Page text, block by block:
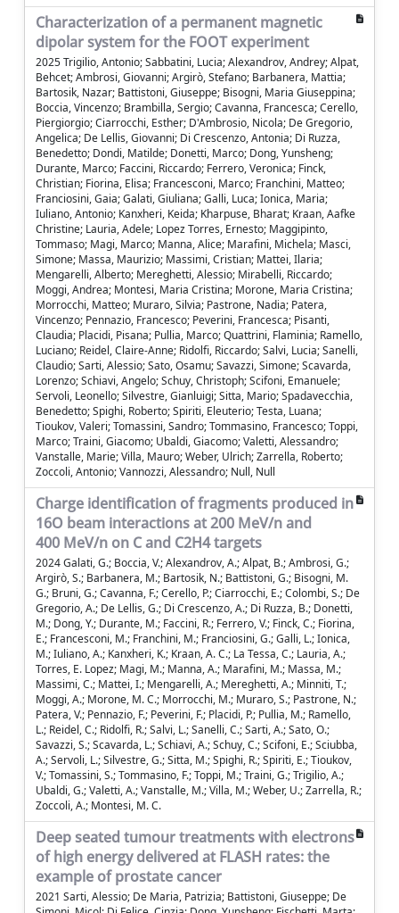
Characterization of a permanent magnetic
dipolar system for the FOOT experiment
2025 Trigilio, Antonio; Sabbatini, Lucia; Alexandrov, Andrey; Alpat,
Behcet; Ambrosi, Giovanni; Argirò, Stefano; Barbanera, Mattia;
Bartosik, Nazar; Battistoni, Giuseppe; Bisogni, Maria Giuseppina;
Boccia, Vincenzo; Brambilla, Sergio; Cavanna, Francesca; Cerello,
Piergiorgio; Ciarrocchi, Esther; D'Ambrosio, Nicola; De Gregorio,
Angelica; De Lellis, Giovanni; Di Crescenzo, Antonia; Di Ruzza,
Benedetto; Dondi, Matilde; Donetti, Marco; Dong, Yunsheng;
Durante, Marco; Faccini, Riccardo; Ferrero, Veronica; Finck,
Christian; Fiorina, Elisa; Francesconi, Marco; Franchini, Matteo;
Franciosini, Gaia; Galati, Giuliana; Galli, Luca; Ionica, Maria;
Iuliano, Antonio; Kanxheri, Keida; Kharpuse, Bharat; Kraan, Aafke
Christine; Lauria, Adele; Lopez Torres, Ernesto; Maggipinto,
Tommaso; Magi, Marco; Manna, Alice; Marafini, Michela; Masci,
Simone; Massa, Maurizio; Massimi, Cristian; Mattei, Ilaria;
Mengarelli, Alberto; Mereghetti, Alessio; Mirabelli, Riccardo;
Moggi, Andrea; Montesi, Maria Cristina; Morone, Maria Cristina;
Morrocchi, Matteo; Muraro, Silvia; Pastrone, Nadia; Patera,
Vincenzo; Pennazio, Francesco; Peverini, Francesca; Pisanti,
Claudia; Placidi, Pisana; Pullia, Marco; Quattrini, Flaminia; Ramello,
Luciano; Reidel, Claire-Anne; Ridolfi, Riccardo; Salvi, Lucia; Sanelli,
Claudio; Sarti, Alessio; Sato, Osamu; Savazzi, Simone; Scavarda,
Lorenzo; Schiavi, Angelo; Schuy, Christoph; Scifoni, Emanuele;
Servoli, Leonello; Silvestre, Gianluigi; Sitta, Mario; Spadavecchia,
Benedetto; Spighi, Roberto; Spiriti, Eleuterio; Testa, Luana;
Tioukov, Valeri; Tomassini, Sandro; Tommasino, Francesco; Toppi,
Marco; Traini, Giacomo; Ubaldi, Giacomo; Valetti, Alessandro;
Vanstalle, Marie; Villa, Mauro; Weber, Ulrich; Zarrella, Roberto;
Zoccoli, Antonio; Vannozzi, Alessandro; Null, Null
Charge identification of fragments produced in
16O beam interactions at 200 MeV/n and
400 MeV/n on C and C2H4 targets
2024 Galati, G.; Boccia, V.; Alexandrov, A.; Alpat, B.; Ambrosi, G.;
Argirò, S.; Barbanera, M.; Bartosik, N.; Battistoni, G.; Bisogni, M.
G.; Bruni, G.; Cavanna, F.; Cerello, P.; Ciarrocchi, E.; Colombi, S.; De
Gregorio, A.; De Lellis, G.; Di Crescenzo, A.; Di Ruzza, B.; Donetti,
M.; Dong, Y.; Durante, M.; Faccini, R.; Ferrero, V.; Finck, C.; Fiorina,
E.; Francesconi, M.; Franchini, M.; Franciosini, G.; Galli, L.; Ionica,
M.; Iuliano, A.; Kanxheri, K.; Kraan, A. C.; La Tessa, C.; Lauria, A.;
Torres, E. Lopez; Magi, M.; Manna, A.; Marafini, M.; Massa, M.;
Massimi, C.; Mattei, I.; Mengarelli, A.; Mereghetti, A.; Minniti, T.;
Moggi, A.; Morone, M. C.; Morrocchi, M.; Muraro, S.; Pastrone, N.;
Patera, V.; Pennazio, F.; Peverini, F.; Placidi, P.; Pullia, M.; Ramello,
L.; Reidel, C.; Ridolfi, R.; Salvi, L.; Sanelli, C.; Sarti, A.; Sato, O.;
Savazzi, S.; Scavarda, L.; Schiavi, A.; Schuy, C.; Scifoni, E.; Sciubba,
A.; Servoli, L.; Silvestre, G.; Sitta, M.; Spighi, R.; Spiriti, E.; Tioukov,
V.; Tomassini, S.; Tommasino, F.; Toppi, M.; Traini, G.; Trigilio, A.;
Ubaldi, G.; Valetti, A.; Vanstalle, M.; Villa, M.; Weber, U.; Zarrella, R.;
Zoccoli, A.; Montesi, M. C.
Deep seated tumour treatments with electrons
of high energy delivered at FLASH rates: the
example of prostate cancer
2021 Sarti, Alessio; De Maria, Patrizia; Battistoni, Giuseppe; De